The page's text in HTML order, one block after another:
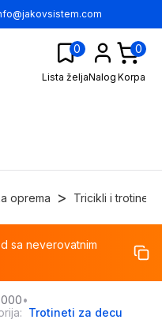
0
Lista željaNalog
0
Korpa
oprema > Tricikli i trotineti
%
sa neverovatnim
•
Trotineti za decu